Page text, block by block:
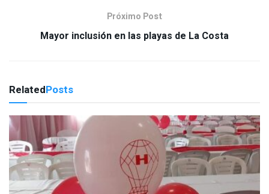
Próximo Post
Mayor inclusión en las playas de La Costa
RelatedPosts